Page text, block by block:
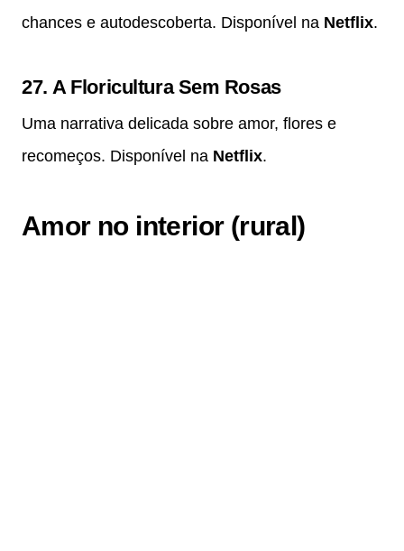
chances e autodescoberta. Disponível na Netflix.
27. A Floricultura Sem Rosas
Uma narrativa delicada sobre amor, flores e
recomeços. Disponível na Netflix.
Amor no interior (rural)